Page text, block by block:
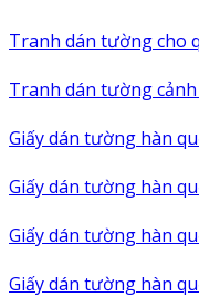
Tranh dán tường cho
Tranh dán tường
Giấy dán tường hàn
Giấy dán tường hàn
Giấy dán tường hàn
Giấy dán tường hàn